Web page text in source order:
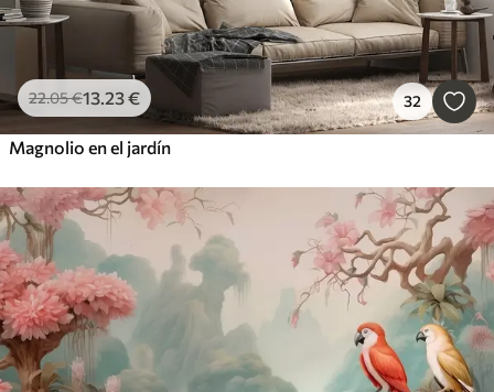
22.05€13.23€ 32
Magnolio en el jardín